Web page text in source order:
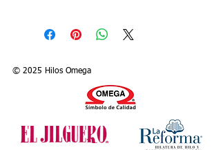
© 2025 Hilos Omega